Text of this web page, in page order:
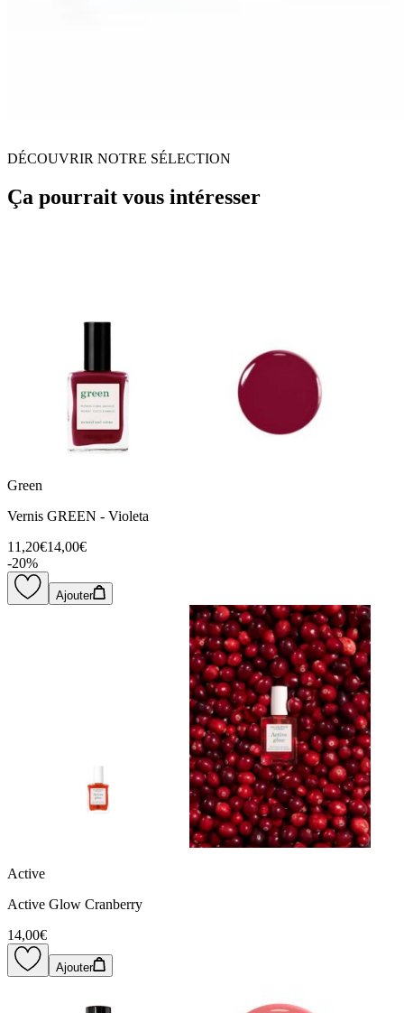
DÉCOUVRIR NOTRE SÉLECTION
Ça pourrait vous intéresser
Green
Vernis GREEN - Violeta
11,20€14,00€
-20%
Ajouter
Active
Active Glow Cranberry
14,00€
Ajouter